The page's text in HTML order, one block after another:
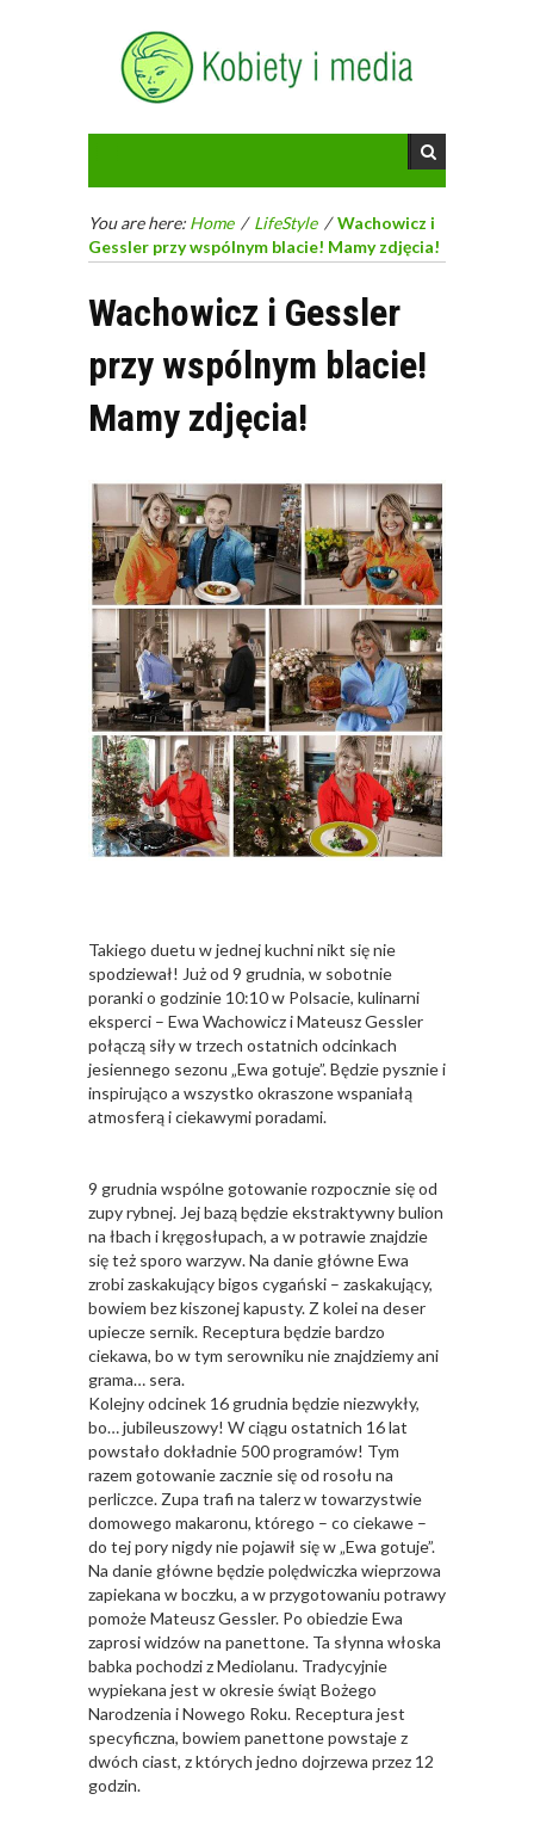
You are here: Home / LifeStyle /Wachowicz i
Gessler przy wspólnym blacie! Mamy zdjęcia!
Wachowicz i Gessler
przy wspólnym blacie!
Mamy zdjęcia!
Takiego duetu w jednej kuchni nikt się nie
spodziewał! Już od 9 grudnia, w sobotnie
poranki o godzinie 10:10 w Polsacie, kulinarni
eksperci – Ewa Wachowicz i Mateusz Gessler
połączą siły w trzech ostatnich odcinkach
jesiennego sezonu „Ewa gotuje”. Będzie pysznie i
inspirująco a wszystko okraszone wspaniałą
atmosferą i ciekawymi poradami.
9 grudnia wspólne gotowanie rozpocznie się od
zupy rybnej. Jej bazą będzie ekstraktywny bulion
na łbach i kręgosłupach, a w potrawie znajdzie
się też sporo warzyw. Na danie główne Ewa
zrobi zaskakujący bigos cygański – zaskakujący,
bowiem bez kiszonej kapusty. Z kolei na deser
upiecze sernik. Receptura będzie bardzo
ciekawa, bo w tym serowniku nie znajdziemy ani
grama… sera.
Kolejny odcinek 16 grudnia będzie niezwykły,
bo… jubileuszowy! W ciągu ostatnich 16 lat
powstało dokładnie 500 programów! Tym
razem gotowanie zacznie się od rosołu na
perliczce. Zupa trafi na talerz w towarzystwie
domowego makaronu, którego – co ciekawe –
do tej pory nigdy nie pojawił się w „Ewa gotuje”.
Na danie główne będzie polędwiczka wieprzowa
zapiekana w boczku, a w przygotowaniu potrawy
pomoże Mateusz Gessler. Po obiedzie Ewa
zaprosi widzów na panettone. Ta słynna włoska
babka pochodzi z Mediolanu. Tradycyjnie
wypiekana jest w okresie świąt Bożego
Narodzenia i Nowego Roku. Receptura jest
specyficzna, bowiem panettone powstaje z
dwóch ciast, z których jedno dojrzewa przez 12
godzin.